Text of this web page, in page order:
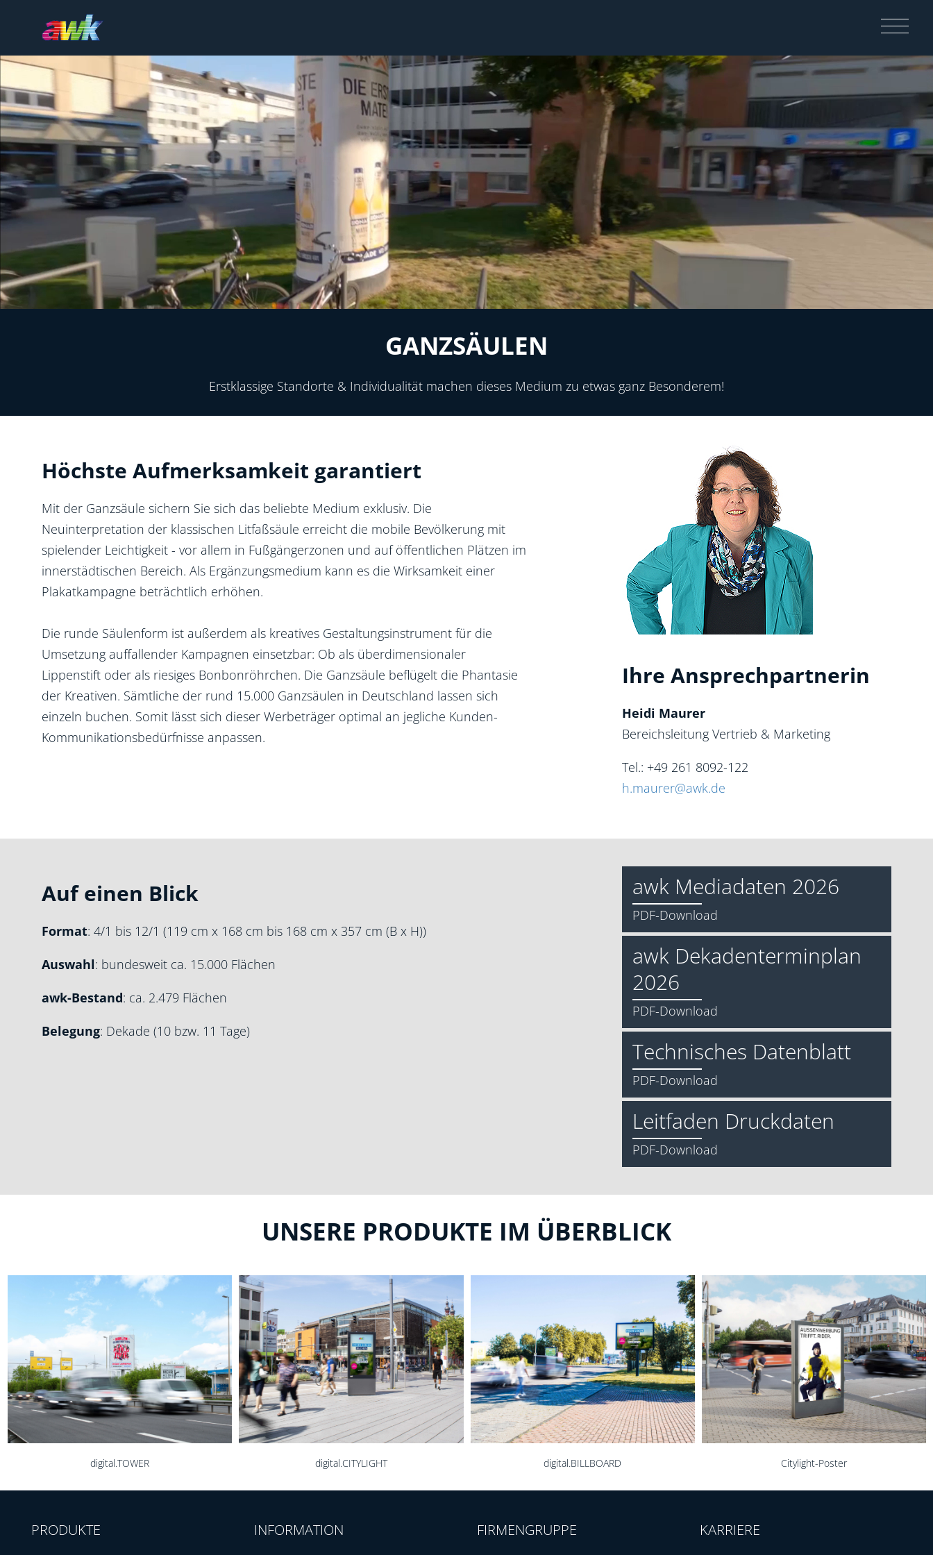
Beratung
Firmengruppe
Referenzen
Karriere
GANZSÄULEN
Erstklassige Standorte & Individualität machen dieses Medium zu etwas ganz Besonderem!
Höchste Aufmerksamkeit garantiert
Mit der Ganzsäule sichern Sie sich das beliebte Medium exklusiv. Die
Neuinterpretation der klassischen Litfaßsäule erreicht die mobile Bevölkerung mit
spielender Leichtigkeit - vor allem in Fußgängerzonen und auf öffentlichen Plätzen im
innerstädtischen Bereich. Als Ergänzungsmedium kann es die Wirksamkeit einer
Plakatkampagne beträchtlich erhöhen.
Die runde Säulenform ist außerdem als kreatives Gestaltungsinstrument für die
Umsetzung auffallender Kampagnen einsetzbar: Ob als überdimensionaler
Lippenstift oder als riesiges Bonbonröhrchen. Die Ganzsäule beflügelt die Phantasie
der Kreativen. Sämtliche der rund 15.000 Ganzsäulen in Deutschland lassen sich
einzeln buchen. Somit lässt sich dieser Werbeträger optimal an jegliche Kunden-
Kommunikationsbedürfnisse anpassen.
Ihre Ansprechpartnerin
Heidi Maurer
Bereichsleitung Vertrieb & Marketing
Tel.: +49 261 8092-122
h.maurer@awk.de
Auf einen Blick
Format: 4/1 bis 12/1 (119 cm x 168 cm bis 168 cm x 357 cm (B x H))
Auswahl: bundesweit ca. 15.000 Flächen
awk-Bestand: ca. 2.479 Flächen
Belegung: Dekade (10 bzw. 11 Tage)
awk Mediadaten 2026
PDF-Download
awk Dekadenterminplan
2026
PDF-Download
Technisches Datenblatt
PDF-Download
Leitfaden Druckdaten
PDF-Download
UNSERE PRODUKTE IM ÜBERBLICK
digital.CITYLIGHT digital.BILLBOARD Citylight-Poster Allgemeinstellen
PRODUKTE INFORMATION FIRMENGRUPPE KARRIERE